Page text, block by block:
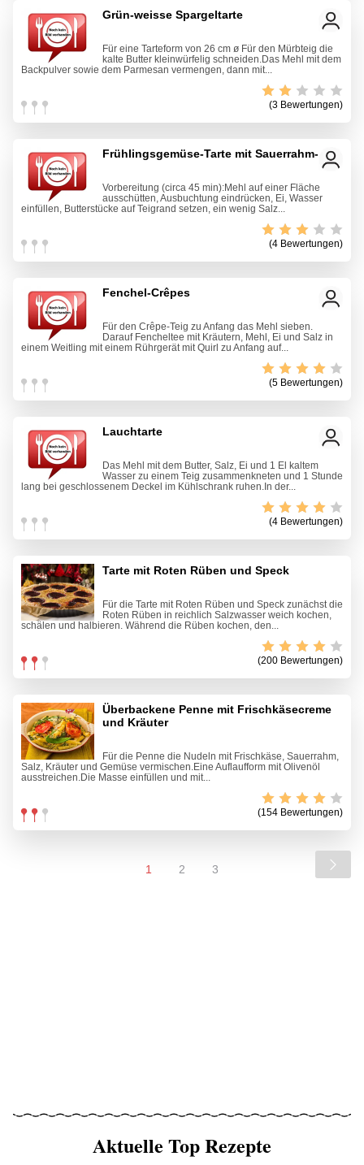
Grün-weisse Spargeltarte
Für eine Tarteform von 26 cm ø Für den Mürbteig die
kalte Butter kleinwürfelig schneiden.Das Mehl mit dem
Backpulver sowie dem Parmesan vermengen, dann mit...
(3 Bewertungen)
Frühlingsgemüse-Tarte mit Sauerrahm-Dip
Vorbereitung (circa 45 min):Mehl auf einer Fläche
ausschütten, Ausbuchtung eindrücken, Ei, Wasser
einfüllen, Butterstücke auf Teigrand setzen, ein wenig Salz...
(4 Bewertungen)
Fenchel-Crêpes
Für den Crêpe-Teig zu Anfang das Mehl sieben.
Darauf Fencheltee mit Kräutern, Mehl, Ei und Salz in
einem Weitling mit einem Rührgerät mit Quirl zu Anfang auf...
(5 Bewertungen)
Lauchtarte
Das Mehl mit dem Butter, Salz, Ei und 1 El kaltem
Wasser zu einem Teig zusammenkneten und 1 Stunde
lang bei geschlossenem Deckel im Kühlschrank ruhen.In der...
(4 Bewertungen)
Tarte mit Roten Rüben und Speck
Für die Tarte mit Roten Rüben und Speck zunächst die
Roten Rüben in reichlich Salzwasser weich kochen,
schälen und halbieren. Während die Rüben kochen, den...
(200 Bewertungen)
Überbackene Penne mit Frischkäsecreme
und Kräuter
Für die Penne die Nudeln mit Frischkäse, Sauerrahm,
Salz, Kräuter und Gemüse vermischen.Eine Auflaufform mit Olivenöl
ausstreichen.Die Masse einfüllen und mit...
(154 Bewertungen)
1 2 3
Aktuelle Top Rezepte